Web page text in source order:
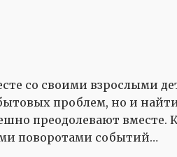
со своими взрослыми
проблем, но и найти
преодолевают вместе.
поворотами событий…